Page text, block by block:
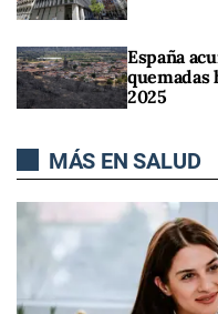
España
quemadas
2025
MÁS EN SALUD